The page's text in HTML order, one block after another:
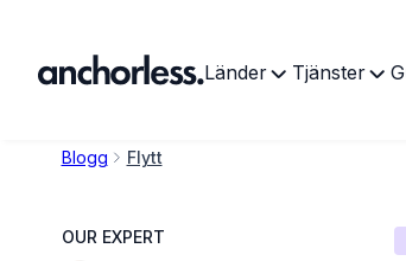
Länder Tjänster
Blogg Flytt
OUR EXPERT